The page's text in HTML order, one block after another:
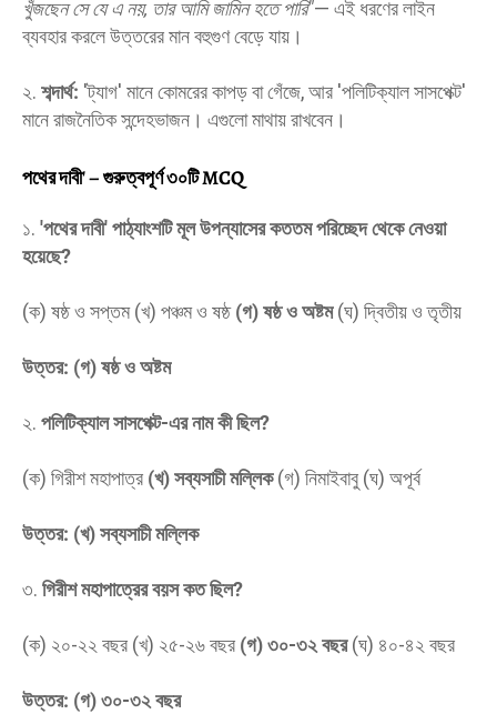
খুঁজছেন সে যে এ নয়, তার আমি জামিন হতে পারি"— এই ধরণের লাইন
ব্যবহার করলে উত্তরের মান বহুগুণ বেড়ে যায়।
২. শব্দার্থ: 'ট্যাগ' মানে কোমরের কাপড় বা গেঁজে, আর 'পলিটিক্যাল সাসপেক্ট'
মানে রাজনৈতিক সন্দেহভাজন। এগুলো মাথায় রাখবেন।
পথের দাবী' – গুরুত্বপূর্ণ ৩০টি MCQ
​১. 'পথের দাবী' পাঠ্যাংশটি মূল উপন্যাসের কততম পরিচ্ছেদ থেকে নেওয়া
হয়েছে?
(ক) ষষ্ঠ ও সপ্তম (খ) পঞ্চম ও ষষ্ঠ(গ) ষষ্ঠ ও অষ্টম(ঘ) দ্বিতীয় ও তৃতীয়
উত্তর: (গ) ষষ্ঠ ও অষ্টম
​২. পলিটিক্যাল সাসপেক্ট-এর নাম কী ছিল?
(ক) গিরীশ মহাপাত্র (খ) সব্যসাচী মল্লিক(গ) নিমাইবাবু (ঘ) অপূর্ব
উত্তর: (খ) সব্যসাচী মল্লিক
​৩. গিরীশ মহাপাত্রের বয়স কত ছিল?
(ক) ২০-২২ বছর (খ) ২৫-২৬ বছর (গ) ৩০-৩২ বছর(ঘ) ৪০-৪২ বছর
উত্তর: (গ) ৩০-৩২ বছর